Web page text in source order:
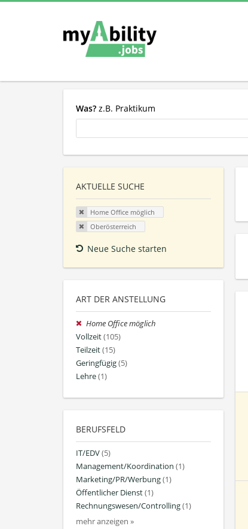
Was? z.B. Praktikum
AKTUELLE SUCHE
Home Office möglich
Oberösterreich
Neue Suche starten
ART DER ANSTELLUNG
Home Office möglich
Vollzeit(105)
Teilzeit(15)
Geringfügig(5)
Lehre(1)
BERUFSFELD
IT/EDV(5)
Management/Koordination (1)
Marketing/PR/Werbung(1)
Öffentlicher Dienst(1)
Rechnungswesen/Controlling(1)
mehr anzeigen »